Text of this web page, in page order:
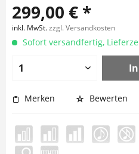
299,00 € *
inkl. MwSt.zzgl. Versandkosten
Sofort versandfertig,
Merken Bewerten